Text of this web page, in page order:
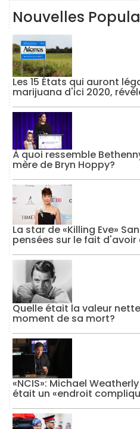
Nouvelles
Les 15 États qui auront
marijuana d'ici 2020,
À quoi ressemble
mère de Bryn Hoppy?
La star de «Killing Eve»
pensées sur le fait
Quelle était la valeur
moment de sa mort?
«NCIS»: Michael
était un «endroit